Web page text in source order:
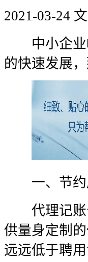
2021-03-24
中小企业
的快速发展
一、节约
代理记账
供量身定制
远远低于聘